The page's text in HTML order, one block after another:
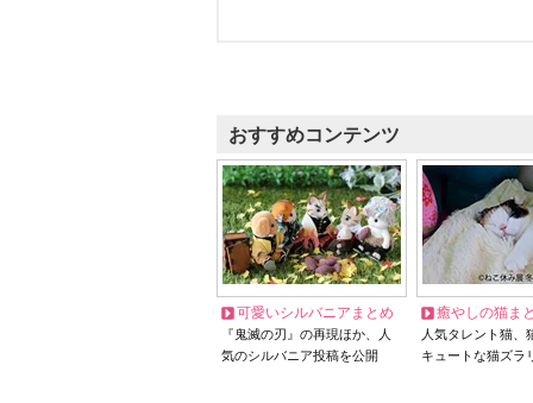
おすすめコンテンツ
可愛いシルバニアまとめ
『鬼滅の刃』の再現ほか、人
気のシルバニア投稿を公開
癒やしの猫ま
人気タレント猫
キュートな猫ズラ